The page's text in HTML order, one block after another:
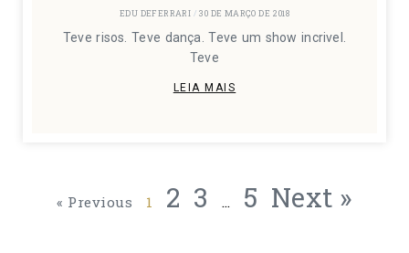
EDU DEFERRARI 30 DE MARÇO DE 2018
Teve risos. Teve dança. Teve um show incrivel.
Teve
LEIA MAIS
« Previous 1 2 3 … 5 Next »